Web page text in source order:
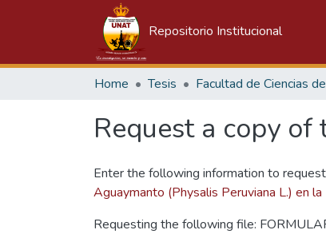
Repositorio Institucional
Home Tesis
Request a copy of
Enter the following information to
Aguaymanto (Physalis Peruviana L.) en
Requesting the following file: